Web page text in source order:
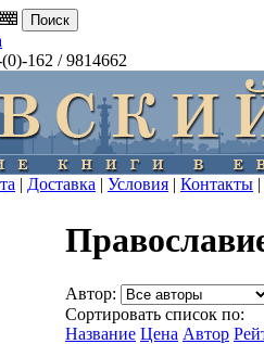
162 / 9814662
| Доставка | Условия | Контакты |
Автор:
Сортировать список по:
Название Цена Автор